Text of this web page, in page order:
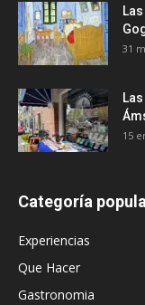
31
15
Categoría
Experiencias
Que Hacer
Gastronomia